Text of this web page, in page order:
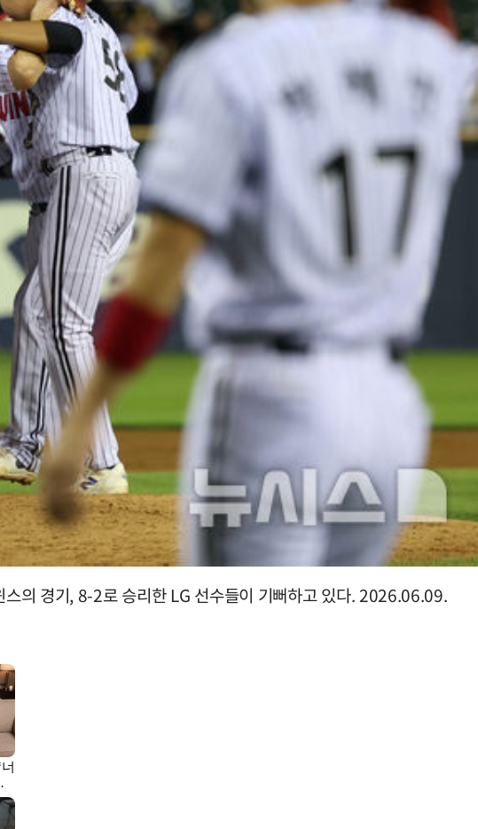
의 경기, 8-2로 승리한 LG 선수들이 기뻐하고 있다. 2026.06.09.